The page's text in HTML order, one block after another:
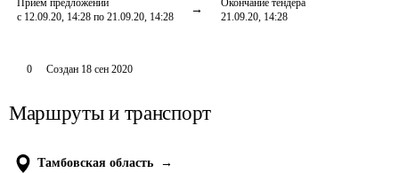
Приём предложений
с 12.09.20, 14:28 по 21.09.20, 14:28
Окончание тендера
21.09.20, 14:28
0 Создан 18 сен 2020
Маршруты и транспорт
Тамбовская область
→